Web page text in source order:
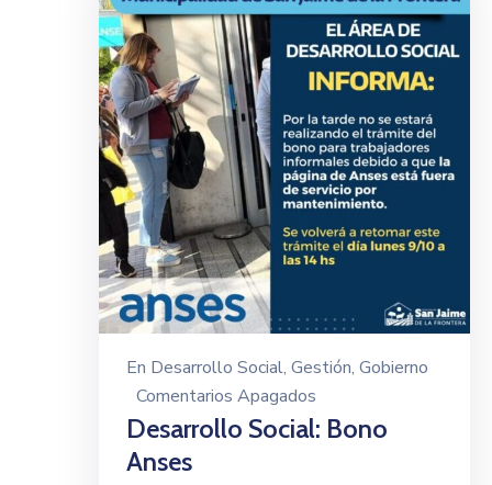
En Desarrollo Social‚ Gestión‚ Gobierno
Comentarios Apagados
Desarrollo Social: Bono
Anses